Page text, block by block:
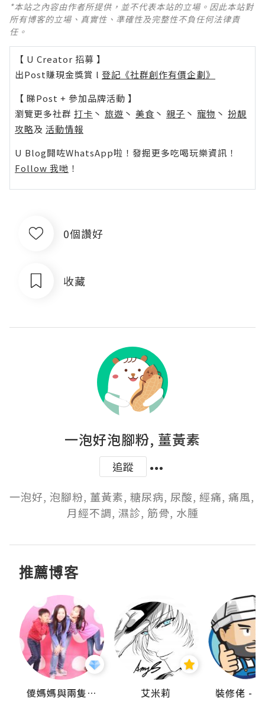
*本站之內容由作者所提供，並不代表本站的立場。因此本站對
所有博客的立場、真實性、準確性及完整性不負任何法律責
任。
【 U Creator 招募 】
出Post賺現金獎賞 l 登記《社群創作有價企劃》
【 睇Post + 參加品牌活動 】
瀏覽更多社群 打卡 丶 旅遊 丶 美食 丶 親子 丶 寵物 丶 扮靚
攻略及 活動情報
U Blog開咗WhatsApp啦！發掘更多吃喝玩樂資訊！
Follow 我哋 ！
0個讚好
收藏
一泡好泡腳粉, 薑黃素
追蹤
一泡好, 泡腳粉, 薑黃素, 糖尿病, 尿酸, 經痛, 痛風,
月經不調, 濕診, 筋骨, 水腫
推薦博客
儍媽媽與兩隻小魔怪之家 艾米莉